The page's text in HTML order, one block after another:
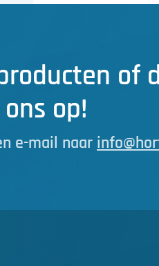
of
op!
e-mail naar